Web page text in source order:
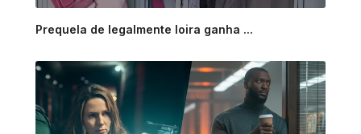
Prequela de legalmente loira ganha ...